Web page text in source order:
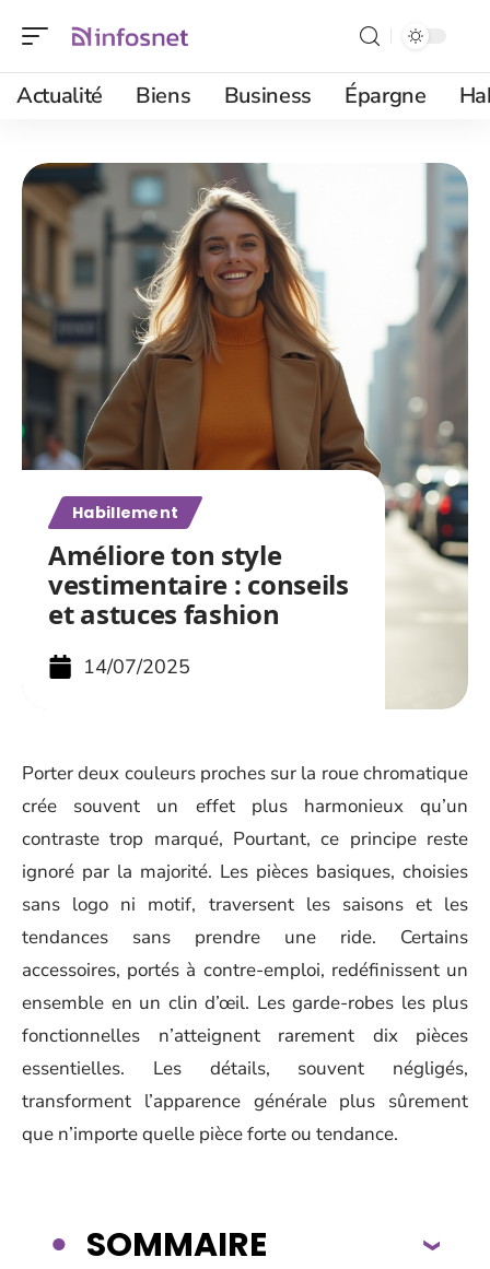
Actualité Biens Business Épargne
Habillement
Améliore ton style
vestimentaire : conseils
et astuces fashion
14/07/2025
Porter deux couleurs proches sur la roue chromatique
crée souvent un effet plus harmonieux qu’un
contraste trop marqué, Pourtant, ce principe reste
ignoré par la majorité. Les pièces basiques, choisies
sans logo ni motif, traversent les saisons et les
tendances sans prendre une ride. Certains
accessoires, portés à contre-emploi, redéfinissent un
ensemble en un clin d’œil. Les garde-robes les plus
fonctionnelles n’atteignent rarement dix pièces
essentielles. Les détails, souvent négligés,
transforment l’apparence générale plus sûrement
que n’importe quelle pièce forte ou tendance.
SOMMAIRE